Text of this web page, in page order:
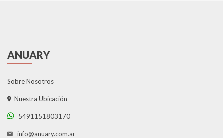
ANUARY
Sobre Nosotros
Nuestra Ubicación
5491151803170
info@anuary.com.ar